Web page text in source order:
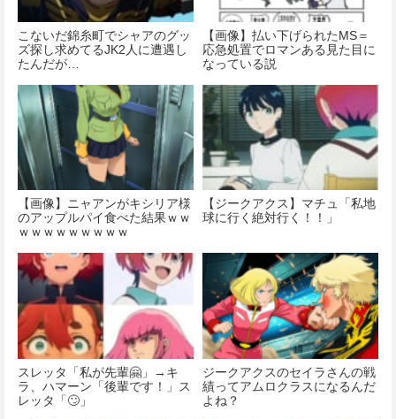
こないだ錦糸町でシャアのグッ
ズ探し求めてるJK2人に遭遇し
たんだが…
【画像】払い下げられたMS＝
応急処置でロマンある見た目に
なっている説
【画像】ニャアンがキシリア様
のアップルパイ食べた結果ｗｗ
ｗｗｗｗｗｗｗｗｗ
【ジークアクス】マチュ「私地
球に行く絶対行く！！」
スレッタ「私が先輩🤗」→キ
ラ、ハマーン「後輩です！」ス
レッタ「🙄」
ジークアクスのセイラさんの戦
績ってアムロクラスになるんだ
よね？